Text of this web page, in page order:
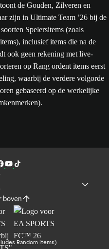
de Gouden, Zilveren en
zijn in Ultimate Team ’26 bij de
Spelersitems (zoals
inclusief items die na de
ook geen rekening met live-
op Rang ordent items eerst
waarbij de verdere volgorde
gebaseerd op de werkelijke
boven
Random Items)